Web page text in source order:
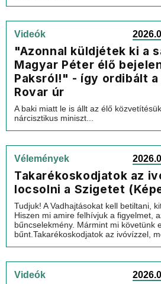
Videók
"Azonnal küldjétek ki a
Magyar Péter élő
Paksról!" - így ordibált a
Rovar úr
A baki miatt le is állt az élő
nárcisztikus miniszt...
Vélemények
Takarékoskodjatok az
locsolni a Szigetet
Tudjuk! A Vadhajtásokat kell betiltani,
Hiszen mi amire felhívjuk a figyelmet,
bűncselekmény. Mármint mi követünk
bűnt.Takarékoskodjatok az ivóvízzel,
Videók